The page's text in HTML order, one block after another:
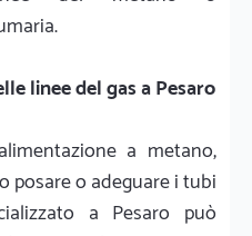
linee del gas a Pesaro
a metano,
posare o adeguare i tubi
a Pesaro può